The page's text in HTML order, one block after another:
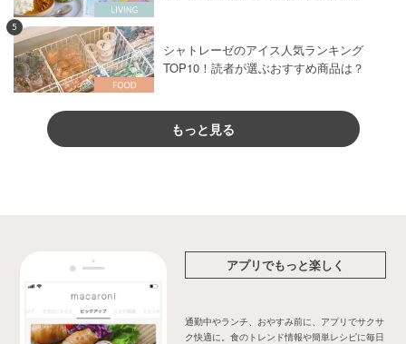
5
シャトレーゼのアイス人気ランキング
TOP10！読者が選ぶおすすめ商品は？
もっと見る
アプリでもっと楽しく
通勤中やランチ、おやすみ前に、アプリでサクサ
ク快適に。食のトレンド情報や簡単レシピに毎日